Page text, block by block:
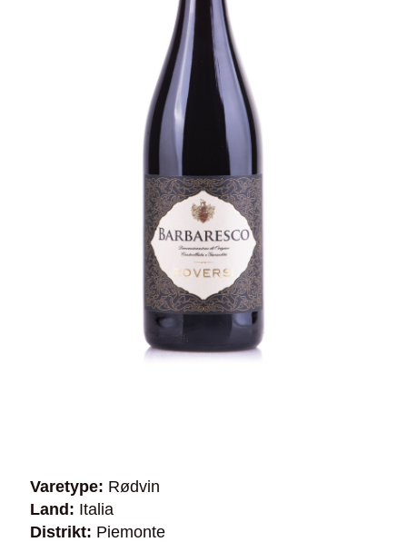
Varetype: Rødvin
Land: Italia
Distrikt: Piemonte